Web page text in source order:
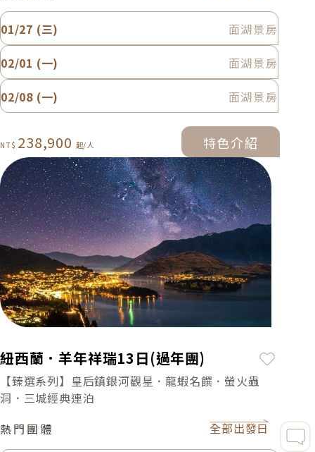
01/27 (三)
面湖景房
02/01 (一)
面湖景房
02/08 (一)
面湖景房
238,900 特色介紹
特色介紹
紐西蘭．羊年祥瑞13日(過年團)
加入最
【臻選系列】皇后鎮銀河觀星．龍蝦名饌．螢火蟲
洞．三城經典連泊
熱門團體
全部出發日